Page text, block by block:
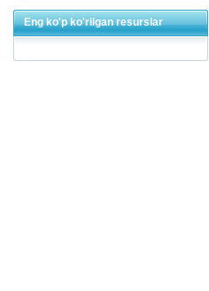
Eng ko'p ko'rilgan resurslar